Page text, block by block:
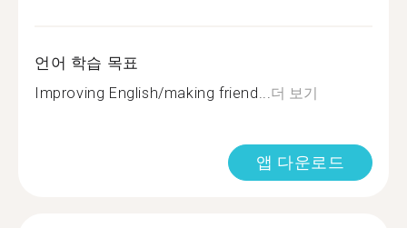
언어 학습 목표
Improving English/making friend...더 보기
앱 다운로드